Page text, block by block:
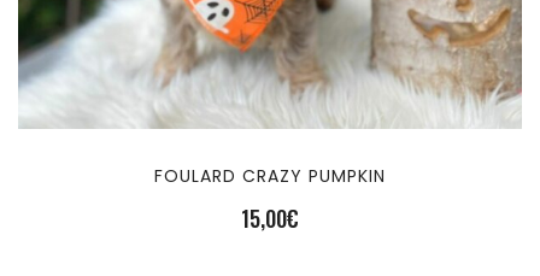
FOULARD CRAZY PUMPKIN
15,00€